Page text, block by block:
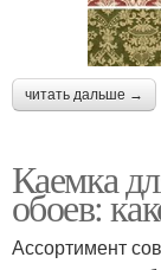
читать дальше →
Каемка
обоев:
Ассортимент